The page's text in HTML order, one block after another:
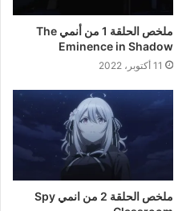
ملخص الحلقة 1 من أنمي The
Eminence in Shadow
11 أكتوبر، 2022
ملخص الحلقة 2 من انمي Spy